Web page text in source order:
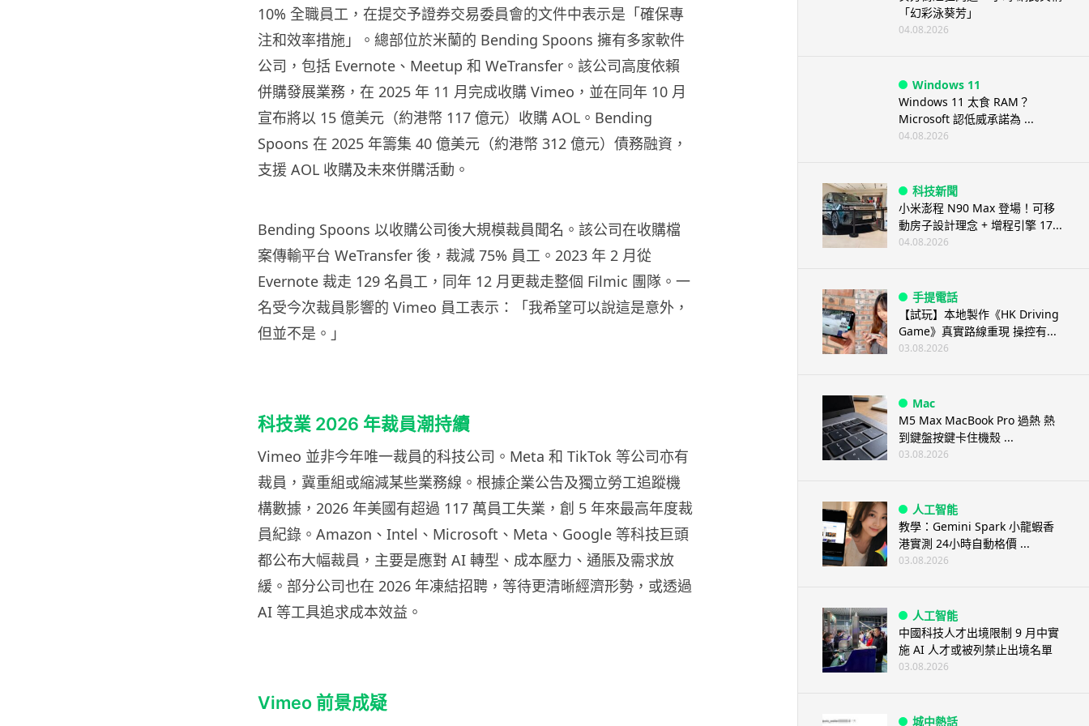
10% 全職員工，在提交予證券交易委員會的文件中表示是「確保專
注和效率措施」。總部位於米蘭的 Bending Spoons 擁有多家軟件
公司，包括 Evernote、Meetup 和 WeTransfer。該公司高度依賴
併購發展業務，在 2025 年 11 月完成收購 Vimeo，並在同年 10 月
宣布將以 15 億美元（約港幣 117 億元）收購 AOL。Bending
Spoons 在 2025 年籌集 40 億美元（約港幣 312 億元）債務融資，
支援 AOL 收購及未來併購活動。
Bending Spoons 以收購公司後大規模裁員聞名。該公司在收購檔
案傳輸平台 WeTransfer 後，裁減 75% 員工。2023 年 2 月從
Evernote 裁走 129 名員工，同年 12 月更裁走整個 Filmic 團隊。一
名受今次裁員影響的 Vimeo 員工表示：「我希望可以說這是意外，
但並不是。」
科技業 2026 年裁員潮持續
Vimeo 並非今年唯一裁員的科技公司。Meta 和 TikTok 等公司亦有
裁員，冀重組或縮減某些業務線。根據企業公告及獨立勞工追蹤機
構數據，2026 年美國有超過 117 萬員工失業，創 5 年來最高年度裁
員紀錄。Amazon、Intel、Microsoft、Meta、Google 等科技巨頭
都公布大幅裁員，主要是應對 AI 轉型、成本壓力、通脹及需求放
緩。部分公司也在 2026 年凍結招聘，等待更清晰經濟形勢，或透過
AI 等工具追求成本效益。
Vimeo 前景成疑
「幻彩泳葵芳」
04.08.2026
Windows 11
Windows 11 太食 RAM？
Microsoft 認低威承諾為 ...
04.08.2026
科技新聞
小米澎程 N90 Max 登場！可移
動房子設計理念 + 增程引擎 17...
04.08.2026
手提電話
【試玩】本地製作《HK Driving
Game》真實路線重現 操控有...
03.08.2026
Mac
M5 Max MacBook Pro 過熱 熱
到鍵盤按鍵卡住機殼 ...
03.08.2026
人工智能
教學：Gemini Spark 小龍蝦香
港實測 24小時自動格價 ...
03.08.2026
人工智能
中國科技人才出境限制 9 月中實
施 AI 人才或被列禁止出境名單
03.08.2026
城中熱話